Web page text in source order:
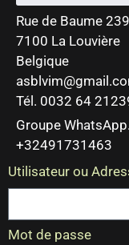
Rue de Baume 239
7100 La Louvière
Belgique
Tél. 0032 64
Groupe
+32491731463
Utilisateur ou
Mot de passe